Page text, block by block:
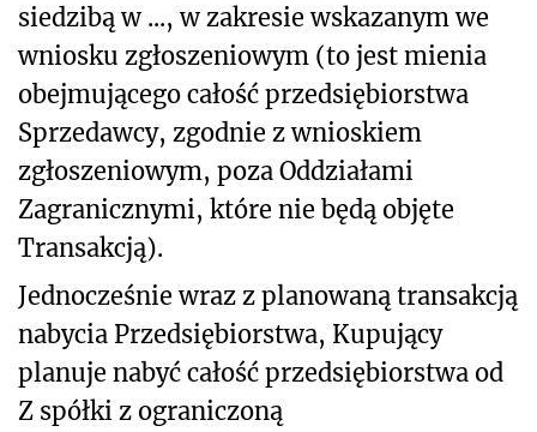
siedzibą w ..., w zakresie wskazanym we
wniosku zgłoszeniowym (to jest mienia
obejmującego całość przedsiębiorstwa
Sprzedawcy, zgodnie z wnioskiem
zgłoszeniowym, poza Oddziałami
Zagranicznymi, które nie będą objęte
Transakcją).
Jednocześnie wraz z planowaną transakcją
nabycia Przedsiębiorstwa, Kupujący
planuje nabyć całość przedsiębiorstwa od
Z spółki z ograniczoną